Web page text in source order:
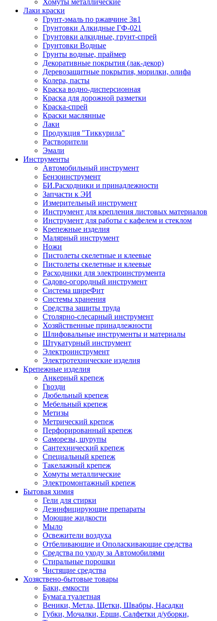
Хомуты металлические
Лаки краски
Грунт-эмаль по ржавчине 3в1
Грунтовки Алкидные ГФ-021
Грунтовки алкидные, грунт-спрей
Грунтовки Водные
Грунты водные, праймер
Декоративные покрытия (лак-декор)
Деревозащитные покрытия, морилки, олифа
Колера, пасты
Краска водно-дисперсионная
Краска для дорожной разметки
Краска-спрей
Краски маслянные
Лаки
Продукция "Тиккурила"
Растворители
Эмали
Инструменты
Автомобильный инструмент
Бензоинструмент
БИ.Расходники и принадлежности
Запчасти к ЭИ
Измерительный инструмент
Инструмент для крепления листовых материалов
Инструмент для работы с кафелем и стеклом
Крепежные изделия
Малярный инструмент
Ножи
Пистолеты скелетные и клеевые
Пистолеты скелетные и клеевые
Расходники для электроинструмента
Садово-огородный инструмент
Система ширеФит
Системы хранения
Средства защиты труда
Столярно-слесарный инструмент
Хозяйственные принадлежности
Шлифовальные инструменты и материалы
Штукатурный инструмент
Электроинструмент
Электротехнические изделия
Крепежные изделия
Анкерный крепеж
Гвозди
Дюбельный крепеж
Мебельный крепеж
Метизы
Метрический крепеж
Перфорированный крепеж
Саморезы, шурупы
Сантехнический крепеж
Специальный крепеж
Такелажный крепеж
Хомуты металлические
Электромонтажный крепеж
Бытовая химия
Гели для стирки
Дезинфицирующие препараты
Моющие жидкости
Мыло
Освежители воздуха
Отбеливающие и Ополаскивающие средства
Средства по уходу за Автомобилями
Стиральные порошки
Чистящие средства
Хозяствено-бытовые товары
Баки, емкости
Бумага туалетная
Веники, Метла, Щетки, Швабры, Насадки
Губки, Мочалки, Ерши, Салфетки д/уборки,